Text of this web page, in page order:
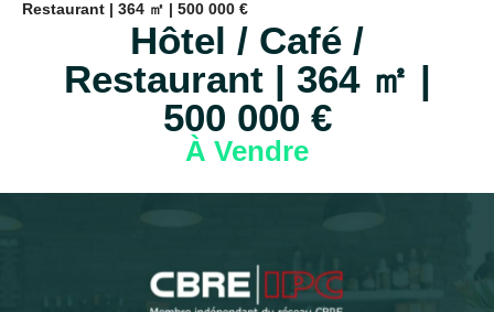
Restaurant | 364 ㎡ | 500 000 €
Hôtel / Café /
Restaurant | 364 ㎡ |
500 000 €
À Vendre